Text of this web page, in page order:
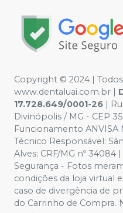
Copyright © 2024 |
www.dentaluai.com.br |
17.728.649/0001-26 |
Divinópolis / MG - CEP
Funcionamento ANVISA
Técnico Responsável:
Alves; CRF/MG nº 34084
Segurança - Fotos
condições da loja virtual
caso de divergência de
do Carrinho de Compra.